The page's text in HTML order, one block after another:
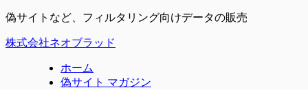
偽サイトなど、フィルタリング向けデータの販売
株式会社ネオブラッド
ホーム
偽サイト マガジン